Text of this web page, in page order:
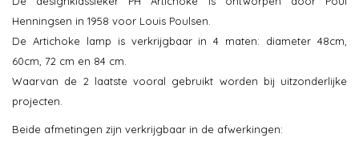
Henningsen in 1958 voor Louis Poulsen.
De Artichoke lamp is verkrijgbaar in 4 maten: diameter 48cm,
60cm, 72 cm en 84 cm.
Waarvan de 2 laatste vooral gebruikt worden bij uitzonderlijke
projecten.
Beide afmetingen zijn verkrijgbaar in de afwerkingen: